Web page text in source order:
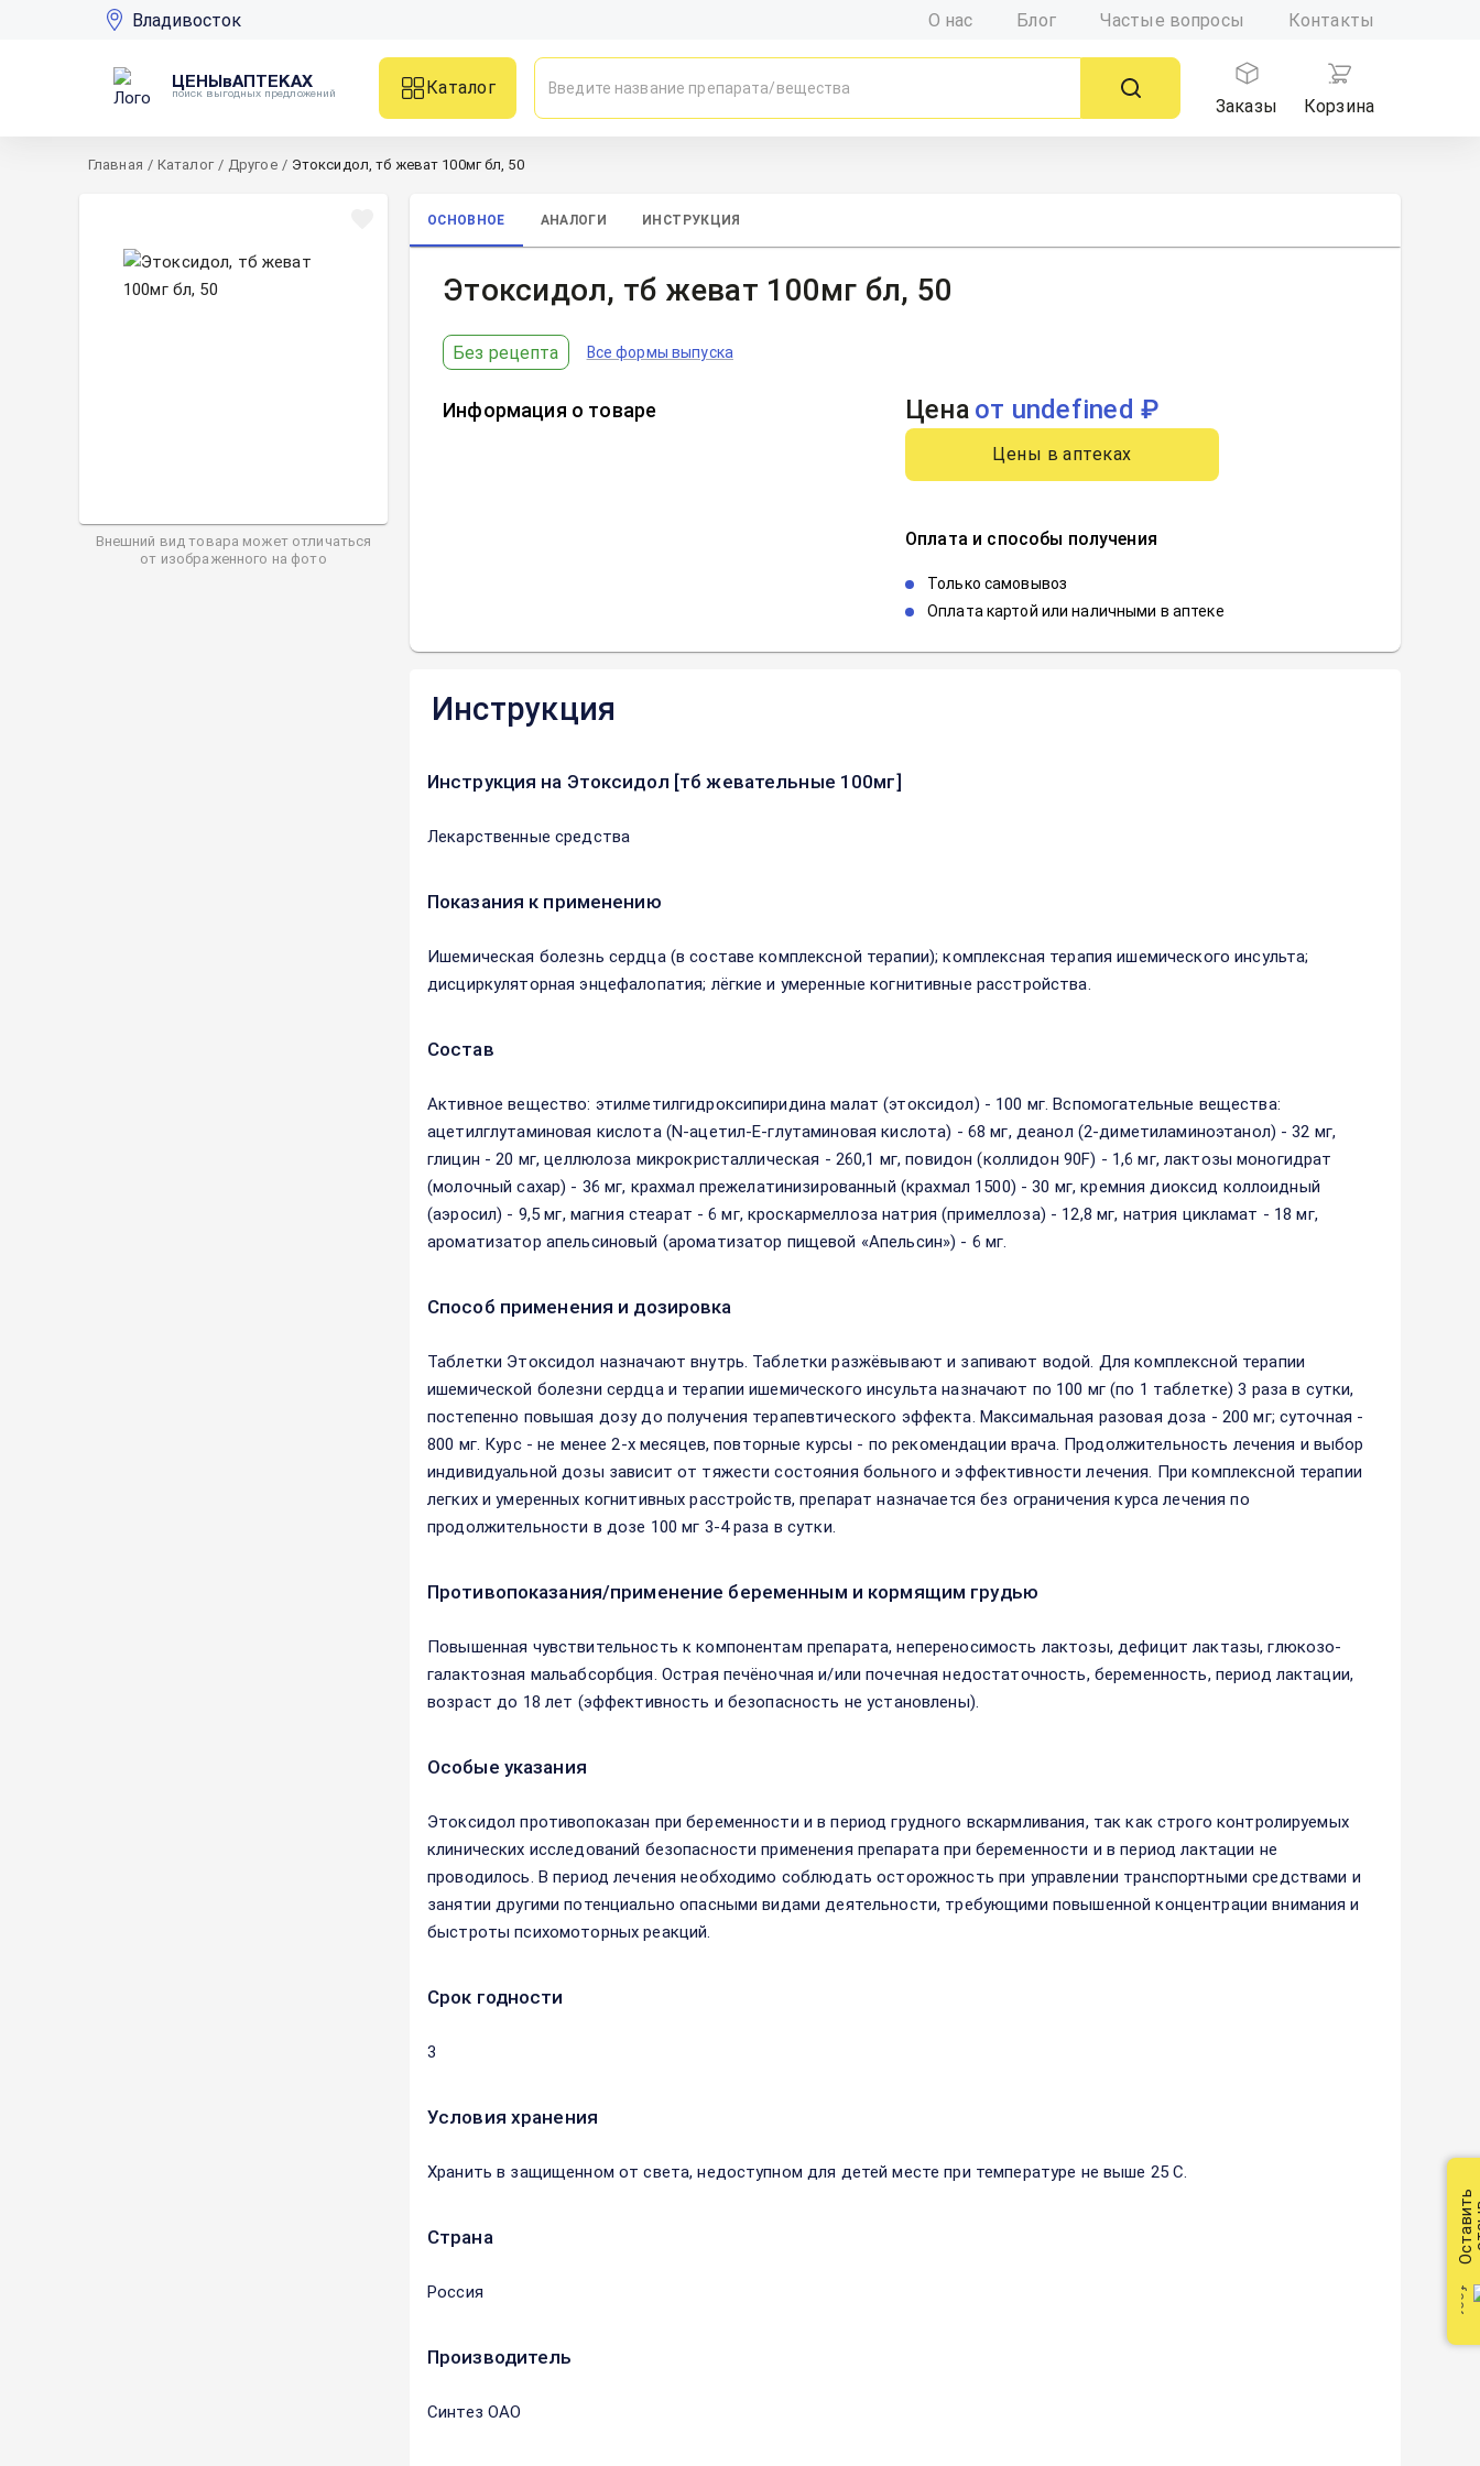
Владивосток О нас Блог Частые вопросы Контакты
ЦЕНЫвАПТЕКАХ
поиск выгодных предложений
Каталог
Заказы
Корзина
Главная / Каталог / Другое / Этоксидол, тб жеват 100мг бл, 50
Внешний вид товара может отличаться
от изображенного на фото
ОСНОВНОЕ АНАЛОГИ ИНСТРУКЦИЯ
Этоксидол, тб жеват 100мг бл, 50
Без рецепта Все формы выпуска
Информация о товаре Цена от undefined ₽
Цены в аптеках
Оплата и способы получения
Только самовывоз
Оплата картой или наличными в аптеке
Инструкция
Инструкция на Этоксидол [тб жевательные 100мг]
Лекарственные средства
Показания к применению
Ишемическая болезнь сердца (в составе комплексной терапии); комплексная терапия ишемического инсульта;
дисциркуляторная энцефалопатия; лёгкие и умеренные когнитивные расстройства.
Состав
Активное вещество: этилметилгидроксипиридина малат (этоксидол) - 100 мг. Вспомогательные вещества:
ацетилглутаминовая кислота (N-ацетил-Е-глутаминовая кислота) - 68 мг, деанол (2-диметиламиноэтанол) - 32 мг,
глицин - 20 мг, целлюлоза микрокристаллическая - 260,1 мг, повидон (коллидон 90F) - 1,6 мг, лактозы моногидрат
(молочный сахар) - 36 мг, крахмал прежелатинизированный (крахмал 1500) - 30 мг, кремния диоксид коллоидный
(аэросил) - 9,5 мг, магния стеарат - 6 мг, кроскармеллоза натрия (примеллоза) - 12,8 мг, натрия цикламат - 18 мг,
ароматизатор апельсиновый (ароматизатор пищевой «Апельсин») - 6 мг.
Способ применения и дозировка
Таблетки Этоксидол назначают внутрь. Таблетки разжёвывают и запивают водой. Для комплексной терапии
ишемической болезни сердца и терапии ишемического инсульта назначают по 100 мг (по 1 таблетке) 3 раза в сутки,
постепенно повышая дозу до получения терапевтического эффекта. Максимальная разовая доза - 200 мг; суточная -
800 мг. Курс - не менее 2-х месяцев, повторные курсы - по рекомендации врача. Продолжительность лечения и выбор
индивидуальной дозы зависит от тяжести состояния больного и эффективности лечения. При комплексной терапии
легких и умеренных когнитивных расстройств, препарат назначается без ограничения курса лечения по
продолжительности в дозе 100 мг 3-4 раза в сутки.
Противопоказания/применение беременным и кормящим грудью
Повышенная чувствительность к компонентам препарата, непереносимость лактозы, дефицит лактазы, глюкозо-
галактозная мальабсорбция. Острая печёночная и/или почечная недостаточность, беременность, период лактации,
возраст до 18 лет (эффективность и безопасность не установлены).
Особые указания
Этоксидол противопоказан при беременности и в период грудного вскармливания, так как строго контролируемых
клинических исследований безопасности применения препарата при беременности и в период лактации не
проводилось. В период лечения необходимо соблюдать осторожность при управлении транспортными средствами и
занятии другими потенциально опасными видами деятельности, требующими повышенной концентрации внимания и
быстроты психомоторных реакций.
Срок годности
3
Условия хранения
Хранить в защищенном от света, недоступном для детей месте при температуре не выше 25 С.
Страна
Россия
Производитель
Синтез ОАО
Оставить